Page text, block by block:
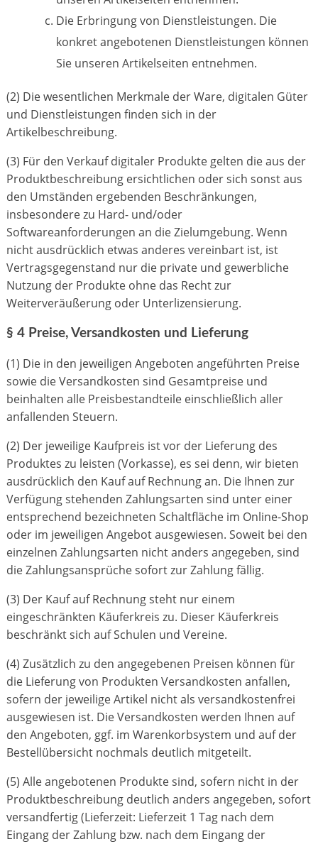
Die Erbringung von Dienstleistungen. Die
konkret angebotenen Dienstleistungen können
Sie unseren Artikelseiten entnehmen.
(2) Die wesentlichen Merkmale der Ware, digitalen Güter
und Dienstleistungen finden sich in der
Artikelbeschreibung.
(3) Für den Verkauf digitaler Produkte gelten die aus der
Produktbeschreibung ersichtlichen oder sich sonst aus
den Umständen ergebenden Beschränkungen,
insbesondere zu Hard- und/oder
Softwareanforderungen an die Zielumgebung. Wenn
nicht ausdrücklich etwas anderes vereinbart ist, ist
Vertragsgegenstand nur die private und gewerbliche
Nutzung der Produkte ohne das Recht zur
Weiterveräußerung oder Unterlizensierung.
§ 4 Preise, Versandkosten und Lieferung
(1) Die in den jeweiligen Angeboten angeführten Preise
sowie die Versandkosten sind Gesamtpreise und
beinhalten alle Preisbestandteile einschließlich aller
anfallenden Steuern.
(2) Der jeweilige Kaufpreis ist vor der Lieferung des
Produktes zu leisten (Vorkasse), es sei denn, wir bieten
ausdrücklich den Kauf auf Rechnung an. Die Ihnen zur
Verfügung stehenden Zahlungsarten sind unter einer
entsprechend bezeichneten Schaltfläche im Online-Shop
oder im jeweiligen Angebot ausgewiesen. Soweit bei den
einzelnen Zahlungsarten nicht anders angegeben, sind
die Zahlungsansprüche sofort zur Zahlung fällig.
(3) Der Kauf auf Rechnung steht nur einem
eingeschränkten Käuferkreis zu. Dieser Käuferkreis
beschränkt sich auf Schulen und Vereine.
(4) Zusätzlich zu den angegebenen Preisen können für
die Lieferung von Produkten Versandkosten anfallen,
sofern der jeweilige Artikel nicht als versandkostenfrei
ausgewiesen ist. Die Versandkosten werden Ihnen auf
den Angeboten, ggf. im Warenkorbsystem und auf der
Bestellübersicht nochmals deutlich mitgeteilt.
(5) Alle angebotenen Produkte sind, sofern nicht in der
Produktbeschreibung deutlich anders angegeben, sofort
versandfertig (Lieferzeit: Lieferzeit 1 Tag nach dem
Eingang der Zahlung bzw. nach dem Eingang der